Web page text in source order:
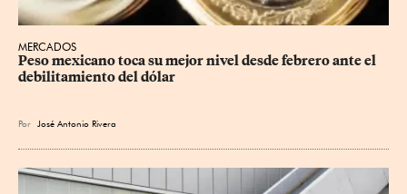
MERCADOS
Peso mexicano toca su mejor nivel desde febrero ante el
debilitamiento del dólar
Por José Antonio Rivera